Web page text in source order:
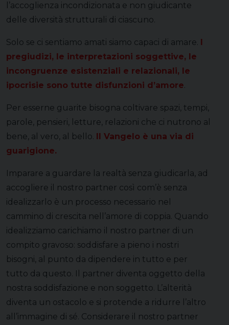
l’accoglienza incondizionata e non giudicante
delle diversità strutturali di ciascuno.
Solo se ci sentiamo amati siamo capaci di amare. I
pregiudizi, le interpretazioni soggettive, le
incongruenze esistenziali e relazionali, le
ipocrisie sono tutte disfunzioni d’amore.
Per esserne guarite bisogna coltivare spazi, tempi,
parole, pensieri, letture, relazioni che ci nutrono al
bene, al vero, al bello. Il Vangelo è una via di
guarigione.
Imparare a guardare la realtà senza giudicarla, ad
accogliere il nostro partner così com’è senza
idealizzarlo è un processo necessario nel
cammino di crescita nell’amore di coppia. Quando
idealizziamo carichiamo il nostro partner di un
compito gravoso: soddisfare a pieno i nostri
bisogni, al punto da dipendere in tutto e per
tutto da questo. Il partner diventa oggetto della
nostra soddisfazione e non soggetto. L’alterità
diventa un ostacolo e si protende a ridurre l’altro
all’immagine di sé. Considerare il nostro partner